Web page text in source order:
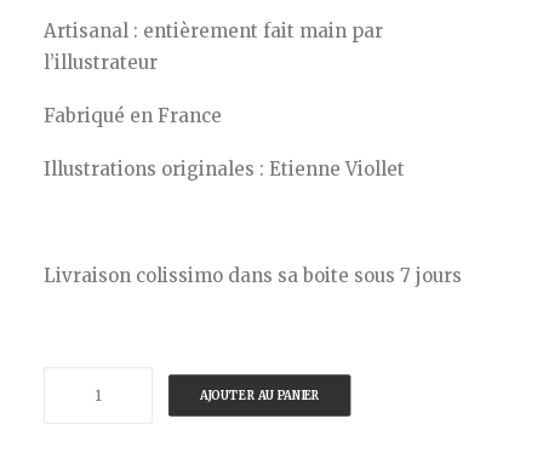
Artisanal : entièrement fait main par
l’illustrateur
Fabriqué en France
Illustrations originales : Etienne Viollet
Livraison colissimo dans sa boite sous 7 jours
AJOUTER AU PANIER